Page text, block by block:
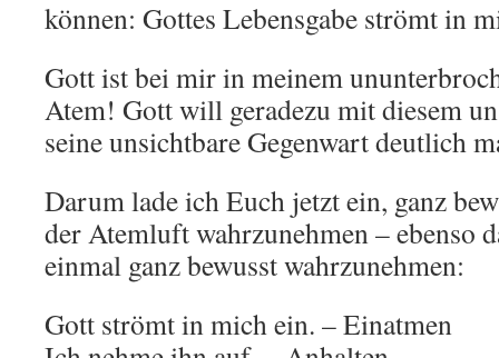
können: Gottes Lebensgabe strömt in
Gott ist bei mir in meinem
Atem! Gott will geradezu mit diesem
seine unsichtbare Gegenwart deutlich
Darum lade ich Euch jetzt ein, ganz
der Atemluft wahrzunehmen – ebenso
einmal ganz bewusst wahrzunehmen:
Gott strömt in mich ein. – Einatmen